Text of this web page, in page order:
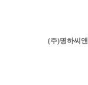
(주)명하씨